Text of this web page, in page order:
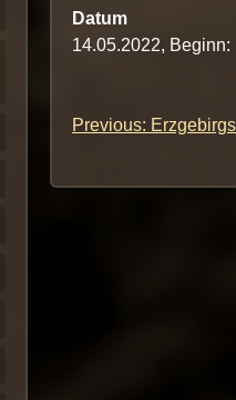
Datum
14.05.2022, Beginn:
Beitrags-
Navigation
Previous: